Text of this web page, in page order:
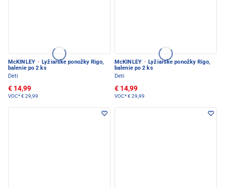
McKINLEY · Lyžiarske ponožky Rigo,
balenie po 2 ks
Deti
€ 14,99
VOC*€ 29,99
McKINLEY · Lyžiarske ponožky Rigo,
balenie po 2 ks
Deti
€ 14,99
VOC*€ 29,99